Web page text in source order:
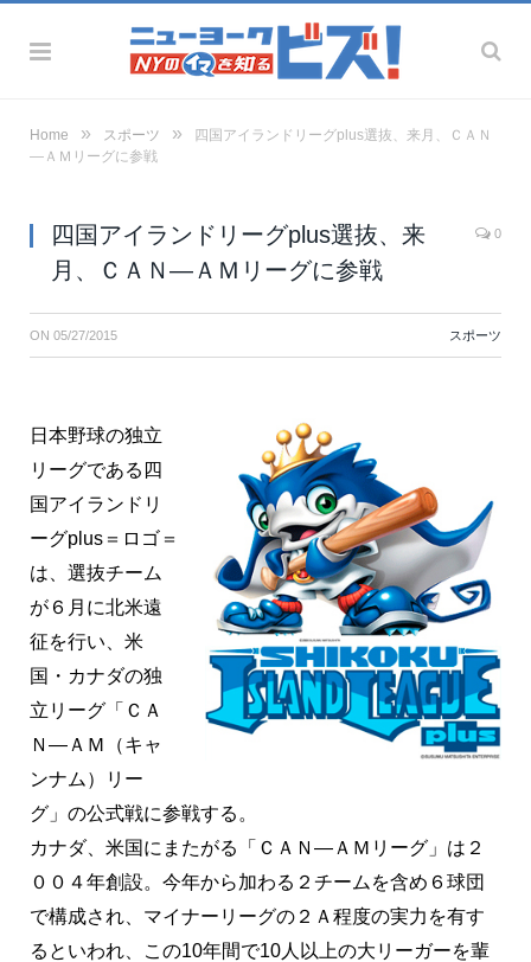
Home » スポーツ »
四国アイランドリーグplus選抜、来月、ＣＡＮ
―ＡＭリーグに参戦
四国アイランドリーグplus選抜、来
月、ＣＡＮ―ＡＭリーグに参戦
0
ON 05/27/2015 スポーツ
日本野球の独立
リーグである四
国アイランドリ
ーグplus＝ロゴ＝
は、選抜チーム
が６月に北米遠
征を行い、米
国・カナダの独
立リーグ「ＣＡ
Ｎ―ＡＭ（キャ
ンナム）リー
グ」の公式戦に参戦する。
カナダ、米国にまたがる「ＣＡＮ―ＡＭリーグ」は２
００４年創設。今年から加わる２チームを含め６球団
で構成され、マイナーリーグの２Ａ程度の実力を有す
るといわれ、この10年間で10人以上の大リーガーを輩